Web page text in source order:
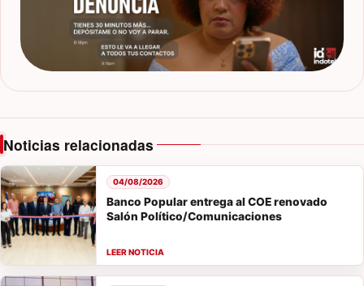
Noticias relacionadas
Banco Popular entrega al COE renovado
Salón Político/Comunicaciones
04/08/2026